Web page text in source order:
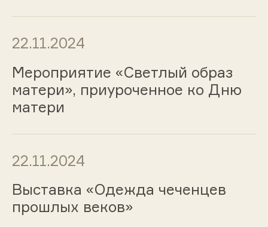
22.11.2024
Мероприятие «Светлый образ
матери», приуроченное ко Дню
матери
22.11.2024
Выставка «Одежда чеченцев
прошлых веков»